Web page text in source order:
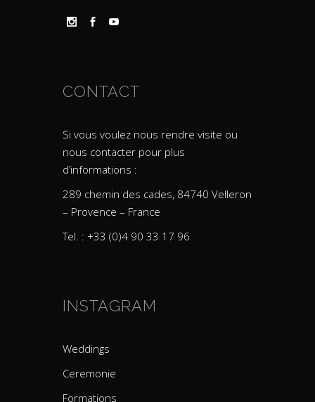
CONTACT
Si vous voulez nous rendre visite ou
nous contacter pour plus
d’informations :
289 chemin des cades, 84740 Velleron
– Provence – France
Tel. : +33 (0)4 90 33 17 96
INSTAGRAM
Weddings
Ceremonie
Formations